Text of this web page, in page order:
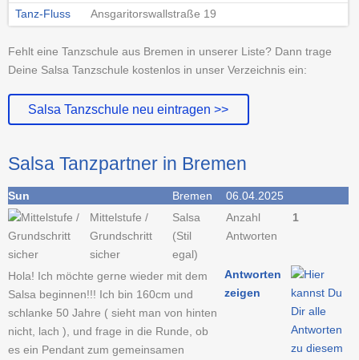
Tanz-Fluss Ansgaritorswallstraße 19
Fehlt eine Tanzschule aus Bremen in unserer Liste? Dann trage
Deine Salsa Tanzschule kostenlos in unser Verzeichnis ein:
Salsa Tanzschule neu eintragen >>
Salsa Tanzpartner in Bremen
Sun Bremen
06.04.2025
Mittelstufe /
Grundschritt
sicher
Salsa
(Stil
egal)
Anzahl
Antworten
1
Hola! Ich möchte gerne wieder mit dem
Salsa beginnen!!! Ich bin 160cm und
schlanke 50 Jahre ( sieht man von hinten
nicht, lach ), und frage in die Runde, ob
es ein Pendant zum gemeinsamen
Antworten
zeigen